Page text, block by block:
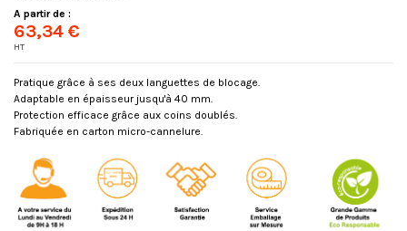
A partir de :
63,34 €
HT
Pratique grâce à ses deux languettes de blocage.
Adaptable en épaisseur jusqu'à 40 mm.
Protection efficace grâce aux coins doublés.
Fabriquée en carton micro-cannelure.